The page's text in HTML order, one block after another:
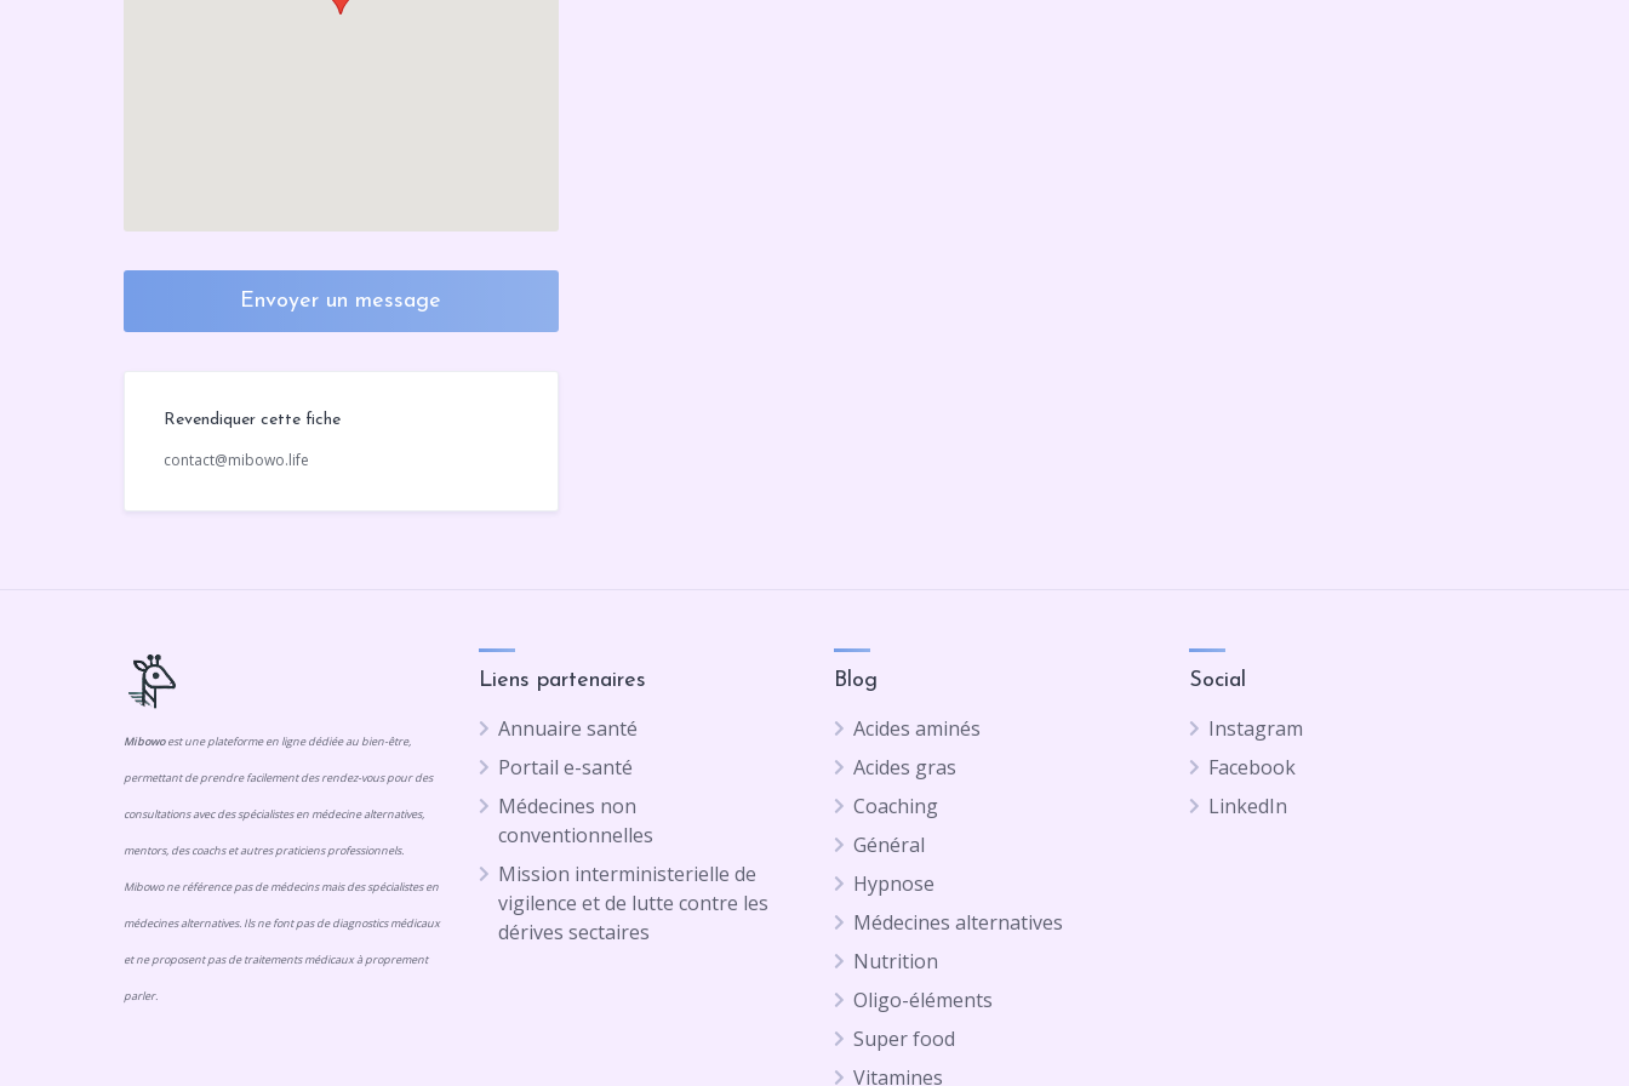
Envoyer un message
Revendiquer cette fiche
contact@mibowo.life
Mibowoest une plateforme en ligne dédiée au bien-être,
permettant de prendre facilement des rendez-vous pour des
consultations avec des spécialistes en médecine alternatives,
mentors, des coachs et autres praticiens professionnels.
Mibowo ne référence pas de médecins mais des spécialistes en
médecines alternatives. Ils ne font pas de diagnostics médicaux
et ne proposent pas de traitements médicaux à proprement
parler.
Liens partenaires
Annuaire santé
Portail e-santé
Médecines non
conventionnelles
Mission interministerielle de
vigilence et de lutte contre les
dérives sectaires
Blog
Acides aminés
Acides gras
Coaching
Général
Hypnose
Médecines alternatives
Nutrition
Oligo-éléments
Super food
Vitamines
Social
Instagram
Facebook
LinkedIn